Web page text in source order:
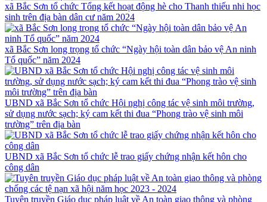
xã Bắc Sơn tổ chức Tổng kết hoạt động hè cho Thanh thiếu nhi học
sinh trên địa bàn dân cư năm 2024
xã Bắc Sơn long trọng tổ chức “Ngày hội toàn dân bảo vệ An ninh
Tổ quốc” năm 2024
UBND xã Bắc Sơn tổ chức Hội nghị công tác vệ sinh môi trường,
sử dụng nước sạch; ký cam kết thi đua “Phong trào vệ sinh môi
trường” trên địa bàn
UBND xã Bắc Sơn tổ chức lễ trao giấy chứng nhận kết hôn cho
công dân
Tuyên truyền Giáo dục pháp luật về An toàn giao thông và phòng